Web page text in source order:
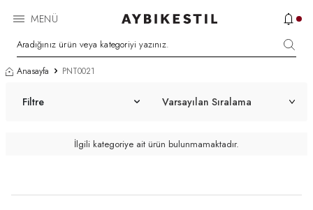
MENÜ
Anasayfa PNT0021
Filtre
İlgili kategoriye ait ürün bulunmamaktadır.